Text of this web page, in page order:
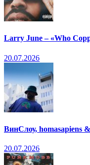
Larry June – «Who
20.07.2026
ВинСлоу,
20.07.2026